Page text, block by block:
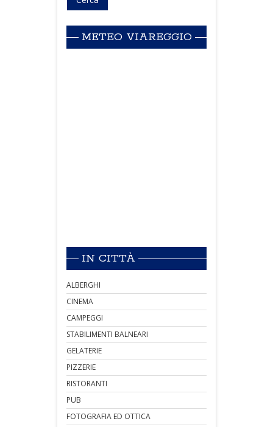
METEO VIAREGGIO
IN CITTÀ
ALBERGHI
CINEMA
CAMPEGGI
STABILIMENTI BALNEARI
GELATERIE
PIZZERIE
RISTORANTI
PUB
FOTOGRAFIA ED OTTICA